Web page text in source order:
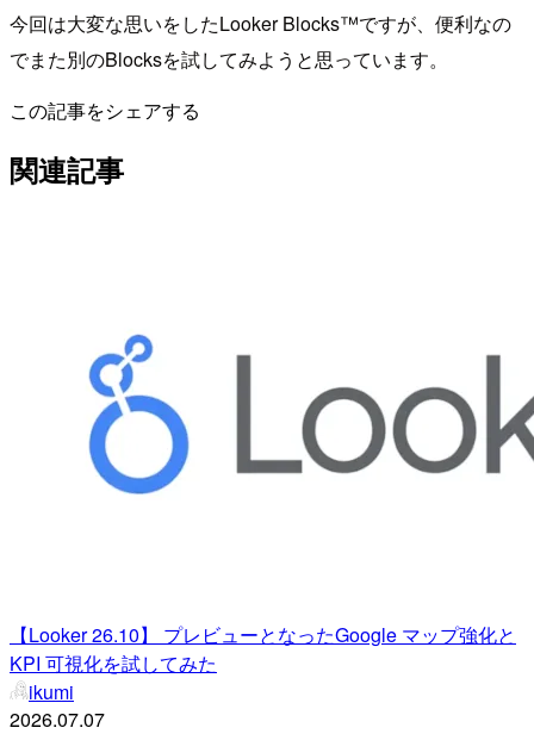
今回は大変な思いをしたLooker Blocks™ですが、便利なの
でまた別のBlocksを試してみようと思っています。
この記事をシェアする
関連記事
【Looker 26.10】 プレビューとなったGoogle マップ強化と
KPI 可視化を試してみた
ikumi
2026.07.07